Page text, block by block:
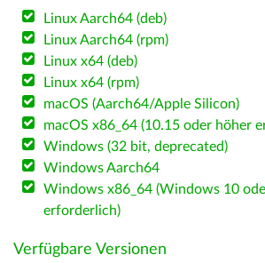
Linux Aarch64 (deb)
Linux Aarch64 (rpm)
Linux x64 (deb)
Linux x64 (rpm)
macOS (Aarch64/Apple Silicon)
macOS x86_64 (10.15 oder höher
Windows (32 bit, deprecated)
Windows Aarch64
Windows x86_64 (Windows 10
erforderlich)
Verfügbare Versionen